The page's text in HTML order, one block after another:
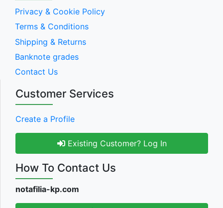
Privacy & Cookie Policy
Terms & Conditions
Shipping & Returns
Banknote grades
Contact Us
Customer Services
Create a Profile
Existing Customer? Log In
How To Contact Us
notafilia-kp.com